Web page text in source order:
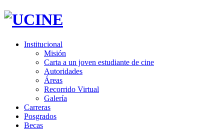
Institucional
Misión
Carta a un joven estudiante de cine
Autoridades
Áreas
Recorrido Virtual
Galería
Carreras
Posgrados
Becas